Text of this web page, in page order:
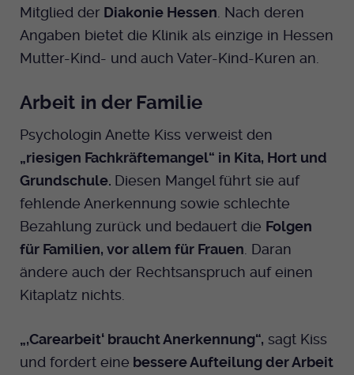
Mitglied der Diakonie Hessen . Nach deren
Angaben bietet die Klinik als einzige in Hessen
Mutter-Kind- und auch Vater-Kind-Kuren an.
Arbeit in der Familie
Psychologin Anette Kiss verweist den
„riesigen Fachkräftemangel“ in Kita, Hort und
Grundschule. Diesen Mangel führt sie auf
fehlende Anerkennung sowie schlechte
Bezahlung zurück und bedauert die Folgen
für Familien, vor allem für Frauen . Daran
ändere auch der Rechtsanspruch auf einen
Kitaplatz nichts.
„,Carearbeit‘ braucht Anerkennung“, sagt Kiss
und fordert eine bessere Aufteilung der Arbeit